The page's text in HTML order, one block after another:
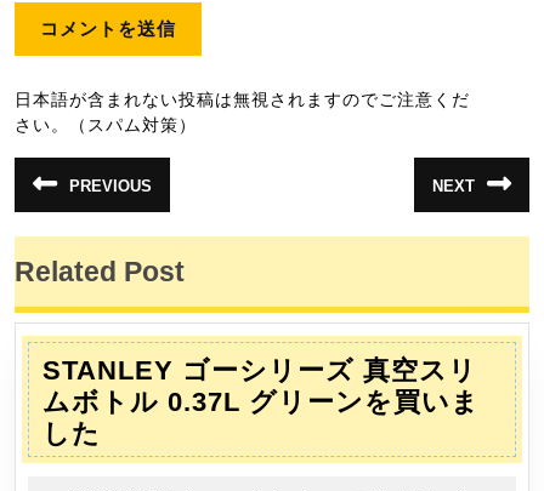
日本語が含まれない投稿は無視されますのでご注意くだ
さい。（スパム対策）
投
稿
ナ
ビ
ゲ
ー
シ
ョ
ン
PREVIOUS
の
投
NEXT
の
投
Related Post
STANLEY ゴーシリーズ 真空スリ
ムボトル 0.37L グリーンを買いま
した
ゴ